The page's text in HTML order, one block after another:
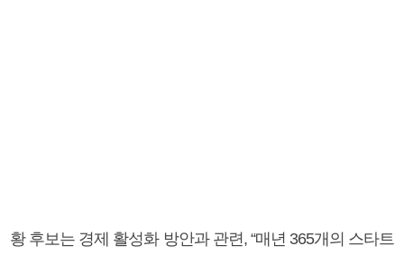
황 후보는 경제 활성화 방안과 관련, “매년 365개의 스타트